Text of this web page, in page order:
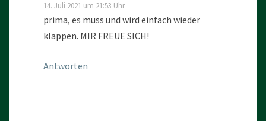
14. Juli 2021 um 21:53 Uhr
prima, es muss und wird einfach wieder
klappen. MIR FREUE SICH!
Antworten